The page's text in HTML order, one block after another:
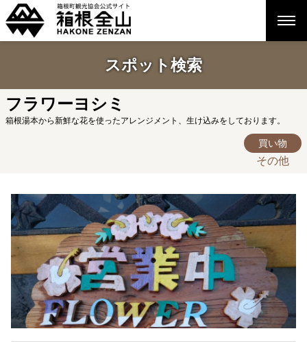
スポット検索
フラワーヨシミ
箱根湯本から新鮮な花を使ったアレンジメント、生け込みをしております。
買い物
その他